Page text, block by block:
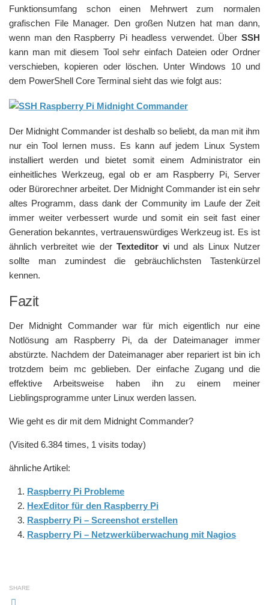
Funktionsumfang schon einen Mehrwert zum normalen
grafischen File Manager. Den großen Nutzen hat man dann,
wenn man den Raspberry Pi headless verwendet. Über SSH
kann man mit diesem Tool sehr einfach Dateien oder Ordner
verschieben, kopieren oder löschen. Unter Windows 10 und
dem PowerShell Core Terminal sieht das wie folgt aus:
Der Midnight Commander ist deshalb so beliebt, da man mit ihm
nur ein Tool lernen muss. Es kann auf jedem Linux System
installiert werden und bietet somit einem Administrator ein
einheitliches Werkzeug, egal ob er am Raspberry Pi, Server
oder Bürorechner arbeitet. Der Midnight Commander ist ein sehr
altes Programm, dass dank der Community im Laufe der Zeit
immer weiter verbessert wurde und somit ein seit fast einer
Generation bekanntes, vertrauenswürdiges Werkzeug ist. Es ist
ähnlich verbreitet wie der Texteditor vi und als Linux Nutzer
sollte man zumindest die gebräuchlichsten Tastenkürzel
kennen.
Fazit
Der Midnight Commander war für mich eigentlich nur eine
Notlösung am Raspberry Pi, da der Dateimanager immer
abstürzte. Nachdem der Dateimanager aber repariert ist bin ich
trotzdem beim mc geblieben. Der einfache Zugang und die
effektive Arbeitsweise haben ihn zu einem meiner
Lieblingsprogramme unter Linux werden lassen.
Wie geht es dir mit dem Midnight Commander?
(Visited 6.384 times, 1 visits today)
ähnliche Artikel:
Raspberry Pi Probleme
HexEditor für den Raspberry Pi
Raspberry Pi – Screenshot erstellen
Raspberry Pi – Netzwerküberwachung mit Nagios
SHARE